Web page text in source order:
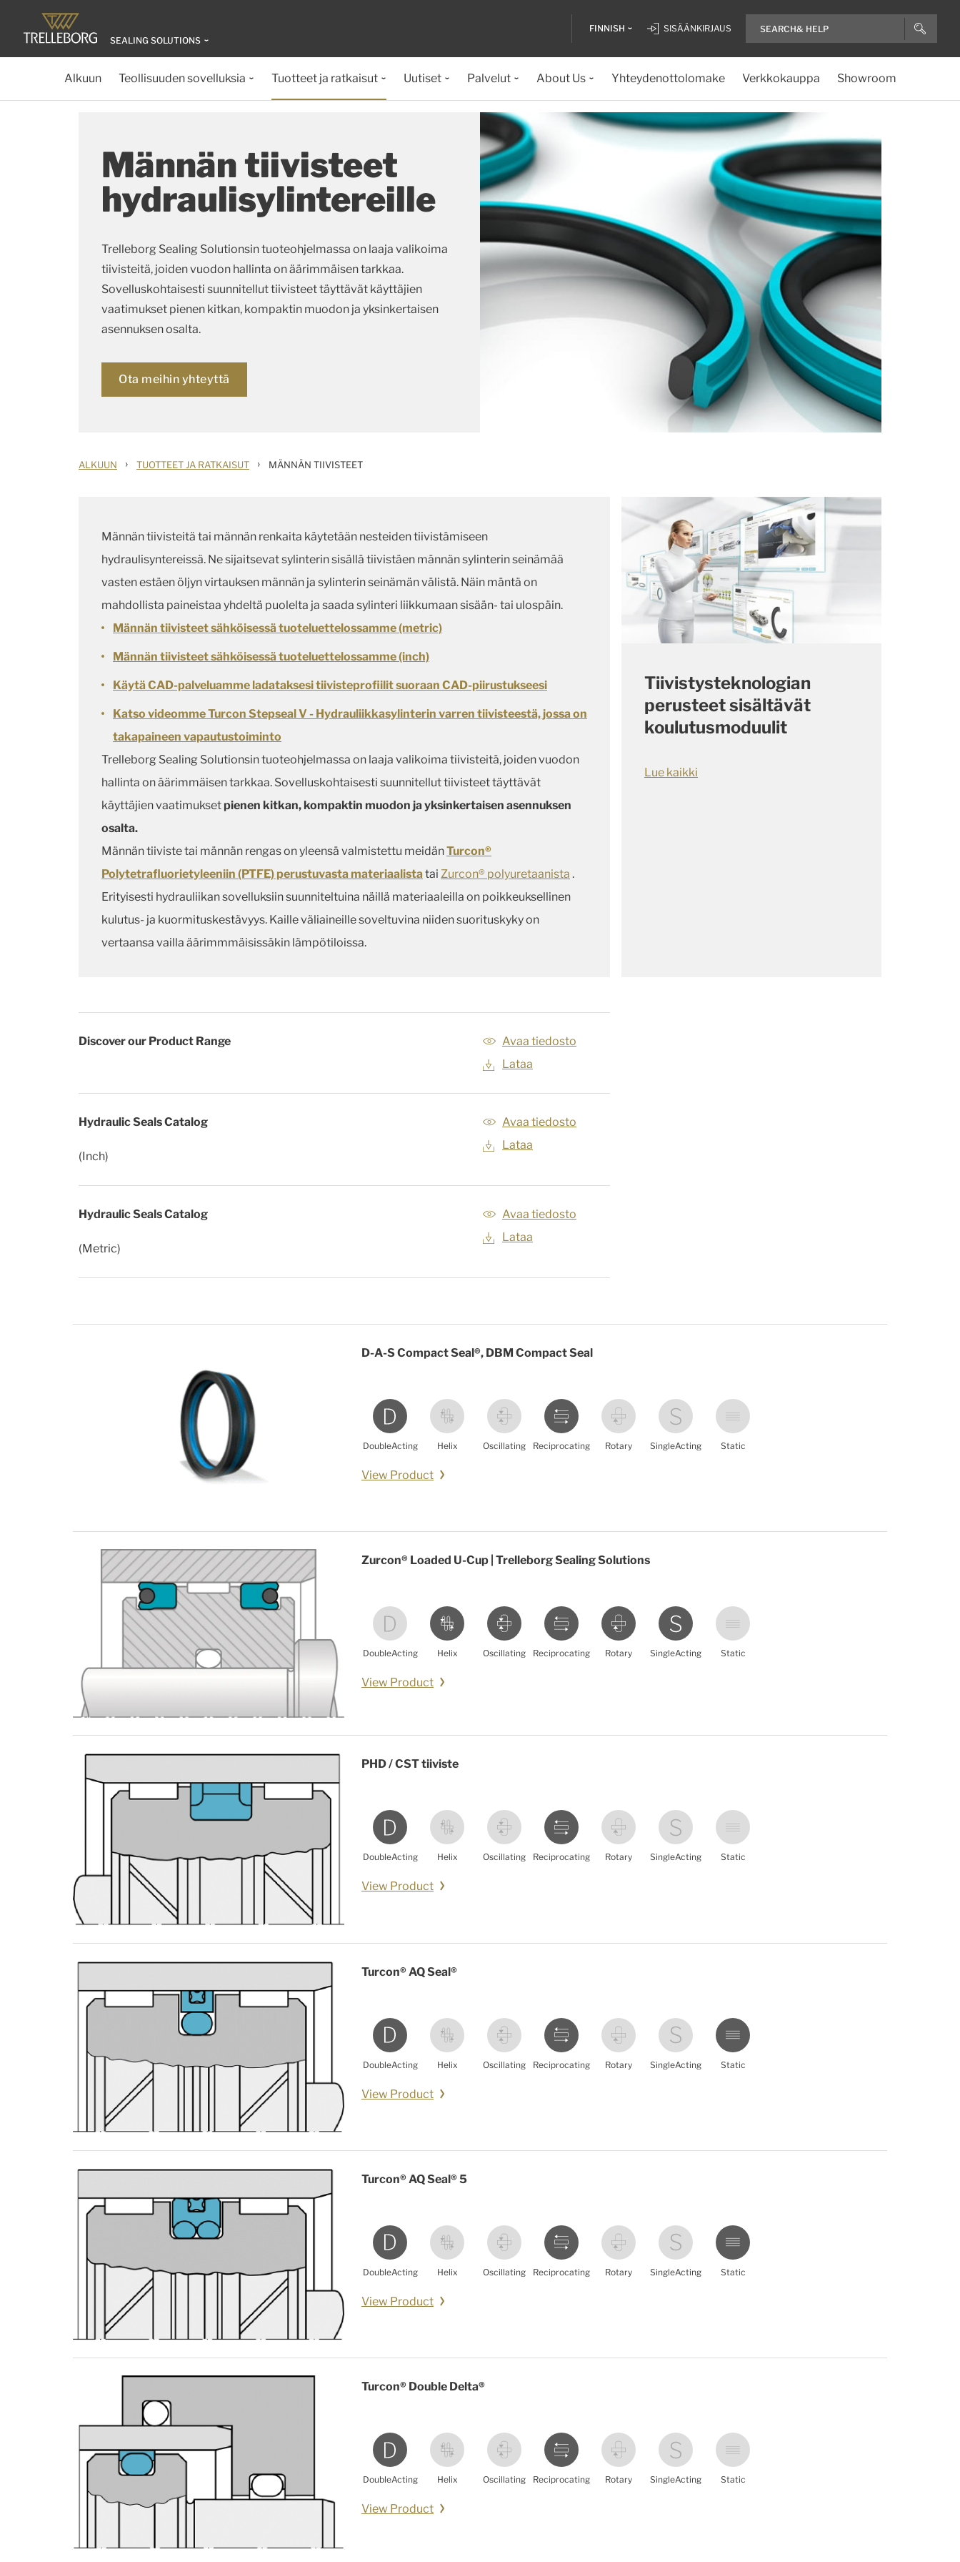
SEALING SOLUTIONS
FINNISH SISÄÄNKIRJAUS
Alkuun Teollisuuden sovelluksia Tuotteet ja ratkaisut Uutiset Palvelut About Us Yhteydenottolomake Verkkokauppa Showroom
Männän tiivisteet
hydraulisylintereille
Trelleborg Sealing Solutionsin tuoteohjelmassa on laaja valikoima
tiivisteitä, joiden vuodon hallinta on äärimmäisen tarkkaa.
Sovelluskohtaisesti suunnitellut tiivisteet täyttävät käyttäjien
vaatimukset pienen kitkan, kompaktin muodon ja yksinkertaisen
asennuksen osalta.
Ota meihin yhteyttä
ALKUUN › TUOTTEET JA RATKAISUT › MÄNNÄN TIIVISTEET
Männän tiivisteitä tai männän renkaita käytetään nesteiden tiivistämiseen
hydraulisyntereissä. Ne sijaitsevat sylinterin sisällä tiivistäen männän sylinterin seinämää
vasten estäen öljyn virtauksen männän ja sylinterin seinämän välistä. Näin mäntä on
mahdollista paineistaa yhdeltä puolelta ja saada sylinteri liikkumaan sisään- tai ulospäin.
Männän tiivisteet sähköisessä tuoteluettelossamme (metric)
Männän tiivisteet sähköisessä tuoteluettelossamme (inch)
Käytä CAD-palveluamme ladataksesi tiivisteprofiilit suoraan CAD-piirustukseesi
Katso videomme Turcon Stepseal V - Hydrauliikkasylinterin varren tiivisteestä, jossa on
takapaineen vapautustoiminto
Trelleborg Sealing Solutionsin tuoteohjelmassa on laaja valikoima tiivisteitä, joiden vuodon
hallinta on äärimmäisen tarkkaa. Sovelluskohtaisesti suunnitellut tiivisteet täyttävät
käyttäjien vaatimukset pienen kitkan, kompaktin muodon ja yksinkertaisen asennuksen
osalta.
Männän tiiviste tai männän rengas on yleensä valmistettu meidänTurcon®
Polytetrafluorietyleeniin (PTFE) perustuvasta materiaalista tai Zurcon® polyuretaanista .
Erityisesti hydrauliikan sovelluksiin suunniteltuina näillä materiaaleilla on poikkeuksellinen
kulutus- ja kuormituskestävyys. Kaille väliaineille soveltuvina niiden suorituskyky on
vertaansa vailla äärimmmäisissäkin lämpötiloissa.
Tiivistysteknologian
perusteet sisältävät
koulutusmoduulit
Lue kaikki
Discover our Product Range
Avaa tiedosto
Lataa
Hydraulic Seals Catalog
(Inch)
Avaa tiedosto
Lataa
Hydraulic Seals Catalog
(Metric)
Avaa tiedosto
Lataa
D-A-S Compact Seal®, DBM Compact Seal
DoubleActing Helix Oscillating Reciprocating Rotary SingleActing Static
View Product
Zurcon® Loaded U-Cup | Trelleborg Sealing Solutions
DoubleActing Helix Oscillating Reciprocating Rotary SingleActing Static
View Product
PHD / CST tiiviste
DoubleActing Helix Oscillating Reciprocating Rotary SingleActing Static
View Product
Turcon® AQ Seal®
DoubleActing Helix Oscillating Reciprocating Rotary SingleActing Static
View Product
Turcon® AQ Seal® 5
DoubleActing Helix Oscillating Reciprocating Rotary SingleActing Static
View Product
Turcon® Double Delta®
DoubleActing Helix Oscillating Reciprocating Rotary SingleActing Static
View Product